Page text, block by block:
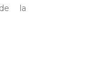
la